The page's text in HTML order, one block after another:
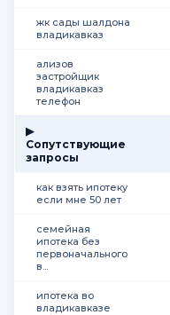
жк сады шалдона
владикавказ
ализов
застройщик
владикавказ
телефон
▶
Сопутствующие
запросы
как взять ипотеку
если мне 50 лет
семейная
ипотека без
первоначального
в...
ипотека во
владикавказе